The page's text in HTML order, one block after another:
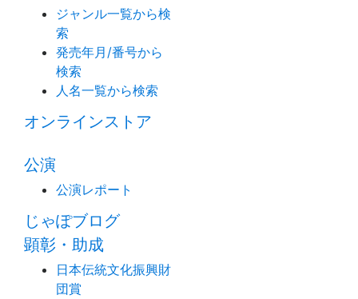
ジャンル一覧から検
索
発売年月/番号から
検索
人名一覧から検索
オンラインストア
公演
公演レポート
じゃぽブログ
顕彰・助成
日本伝統文化振興財
団賞